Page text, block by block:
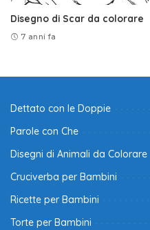
Disegno di Scar da colorare
7 anni fa
Dettato con le Doppie
Parole con Che
Disegni di Animali da Colorare
Cruciverba per Bambini
Ricette per Bambini
Torte per Bambini